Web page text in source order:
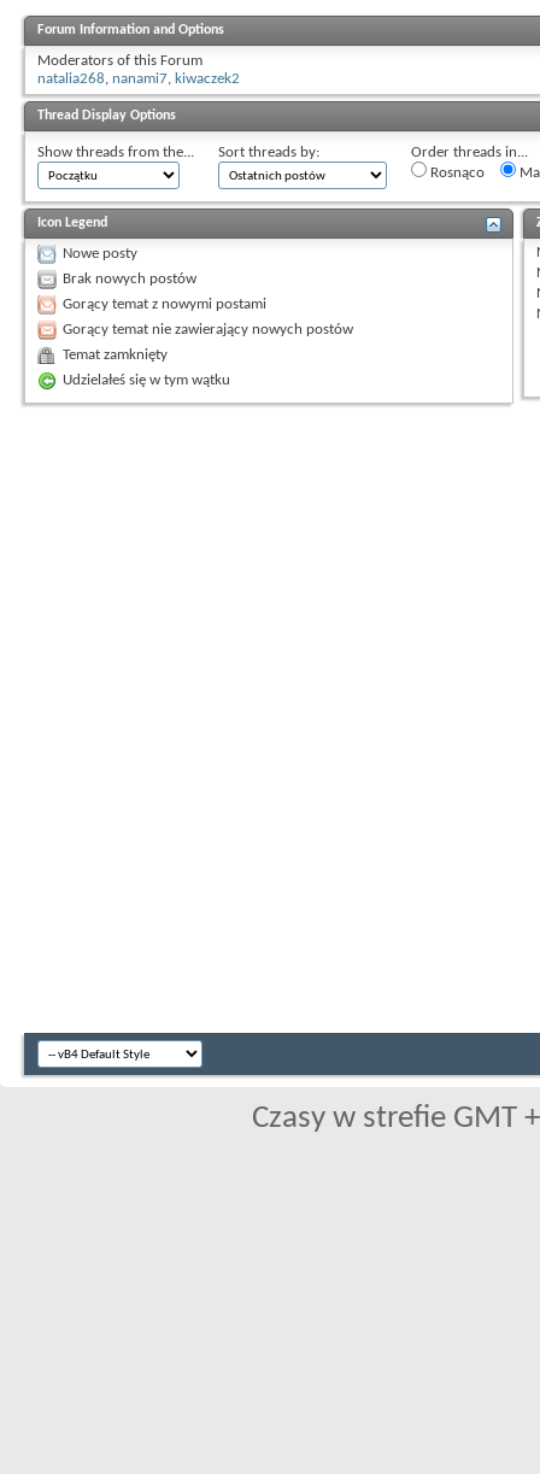
Forum Information and Options
Moderators of this Forum
natalia268, nanami7, kiwaczek2
Thread Display Options
Show threads from the... Sort threads by:
Order threads in...
Rosnąco
Icon Legend
Nowe posty
Brak nowych postów
Gorący temat z nowymi postami
Gorący temat nie zawierający nowych postów
Temat zamknięty
Udzielałeś się w tym wątku
Czasy w strefie GMT